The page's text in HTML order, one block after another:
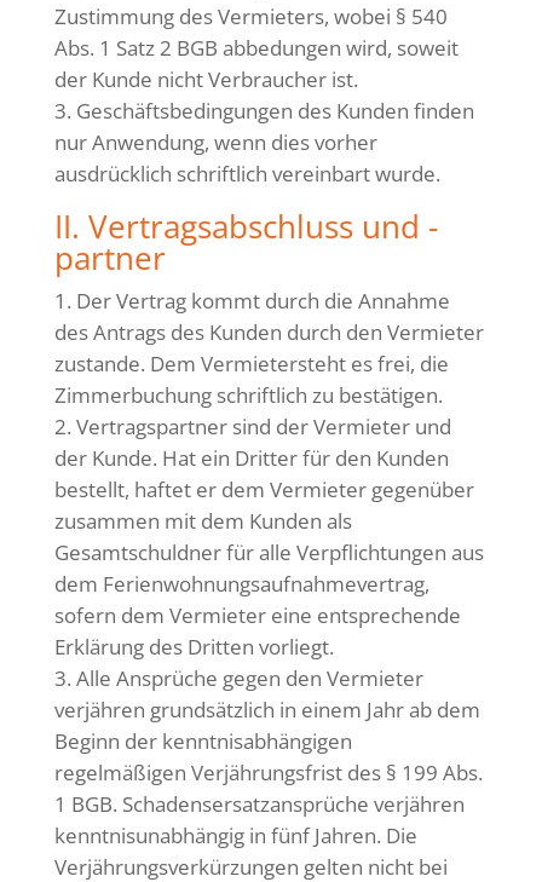
Zustimmung des Vermieters, wobei § 540
Abs. 1 Satz 2 BGB abbedungen wird, soweit
der Kunde nicht Verbraucher ist.
Geschäftsbedingungen des Kunden finden
nur Anwendung, wenn dies vorher
ausdrücklich schriftlich vereinbart wurde.
II. Vertragsabschluss und -
partner
Der Vertrag kommt durch die Annahme
des Antrags des Kunden durch den Vermieter
zustande. Dem Vermietersteht es frei, die
Zimmerbuchung schriftlich zu bestätigen.
Vertragspartner sind der Vermieter und
der Kunde. Hat ein Dritter für den Kunden
bestellt, haftet er dem Vermieter gegenüber
zusammen mit dem Kunden als
Gesamtschuldner für alle Verpflichtungen aus
dem Ferienwohnungsaufnahmevertrag,
sofern dem Vermieter eine entsprechende
Erklärung des Dritten vorliegt.
Alle Ansprüche gegen den Vermieter
verjähren grundsätzlich in einem Jahr ab dem
Beginn der kenntnisabhängigen
regelmäßigen Verjährungsfrist des § 199 Abs.
1 BGB. Schadensersatzansprüche verjähren
kenntnisunabhängig in fünf Jahren. Die
Verjährungsverkürzungen gelten nicht bei